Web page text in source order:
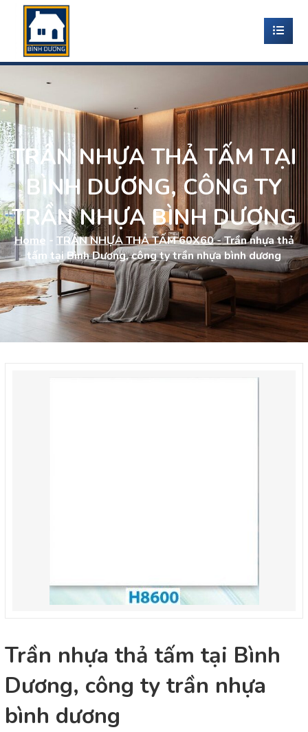
TRẦN NHỰA THẢ TẤM TẠI
BÌNH DƯƠNG, CÔNG TY
TRẦN NHỰA BÌNH DƯƠNG
Home - TRẦN NHỰA THẢ TẤM 60X60-Trần nhựa thả
tấm tại Bình Dương, công ty trần nhựa bình dương
Trần nhựa thả tấm tại Bình
Dương, công ty trần nhựa
bình dương